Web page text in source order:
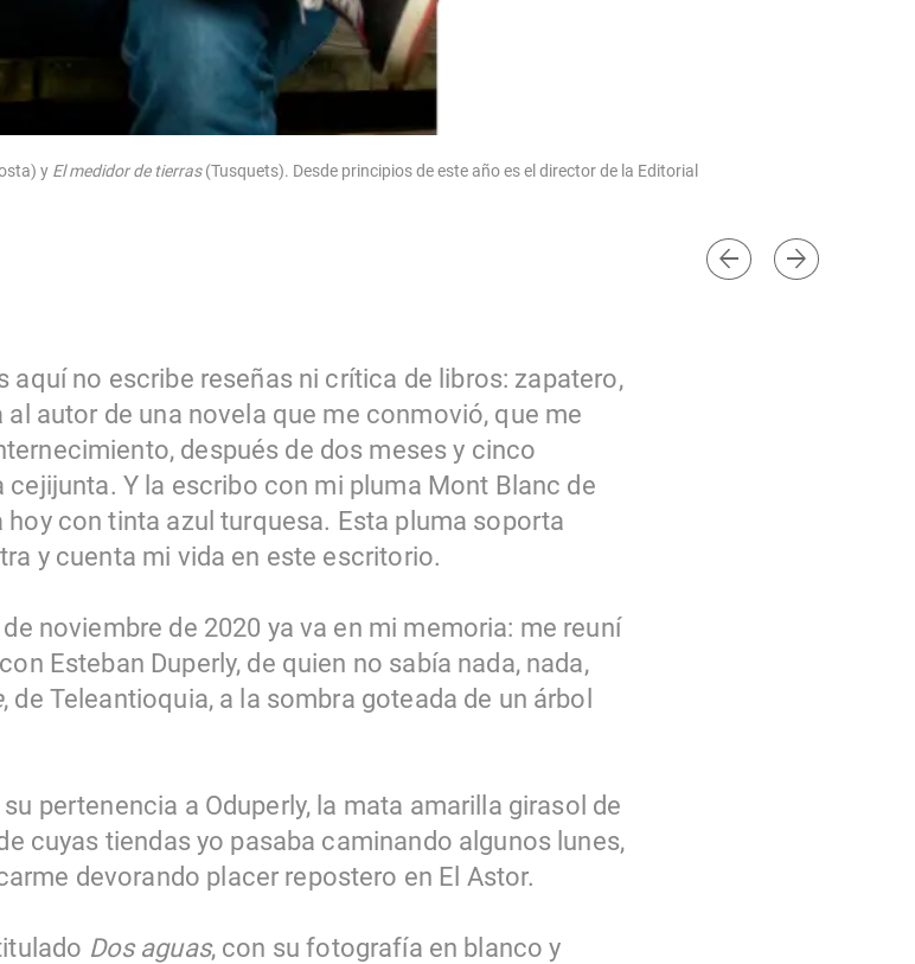
arrow_back
y El medidor de tierras(Tusquets). Desde principios de este año es el director de la Editorial
arrow_forward
aquí no escribe reseñas ni crítica de libros: zapatero,
autor de una novela que me conmovió, que me
después de dos meses y cinco
cejijunta. Y la escribo con mi pluma Mont Blanc de
con tinta azul turquesa. Esta pluma soporta
y cuenta mi vida en este escritorio.
noviembre de 2020 ya va en mi memoria: me reuní
Esteban Duperly, de quien no sabía nada, nada,
, de Teleantioquia, a la sombra goteada de un árbol
pertenencia a Oduperly, la mata amarilla girasol de
cuyas tiendas yo pasaba caminando algunos lunes,
devorando placer repostero en El Astor.
Dos aguas, con su fotografía en blanco y